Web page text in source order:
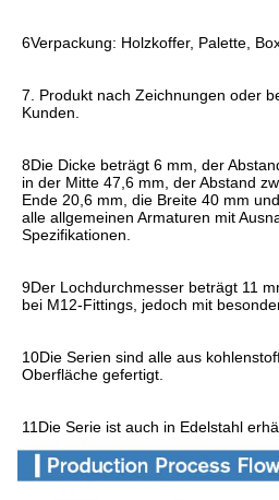
6Verpackung: Holzkoffer, Palette,
7. Produkt nach Zeichnungen oder
Kunden.
8Die Dicke beträgt 6 mm, der
in der Mitte 47,6 mm, der Abstand
Ende 20,6 mm, die Breite 40 mm
alle allgemeinen Armaturen mit
Spezifikationen.
9Der Lochdurchmesser beträgt 11
bei M12-Fittings, jedoch mit
10Die Serien sind alle aus
Oberfläche gefertigt.
11Die Serie ist auch in Edelstahl